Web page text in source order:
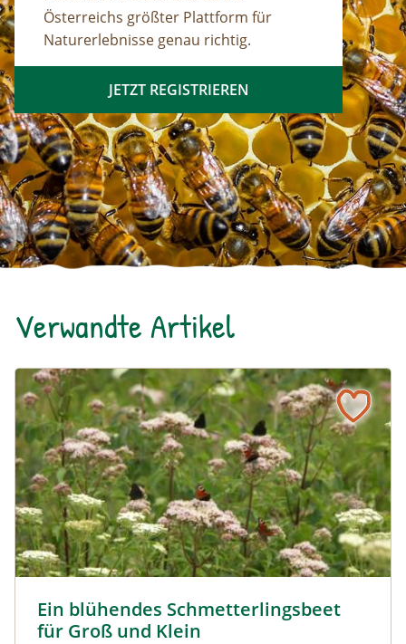
Österreichs größter Plattform für
Naturerlebnisse genau richtig.
JETZT REGISTRIEREN
Verwandte Artikel
Ein blühendes Schmetterlingsbeet
für Groß und Klein
Ein blühendes Schmetterlingsbeet für Groß und Klein